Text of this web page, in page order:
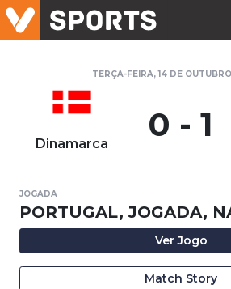
TERÇA-FEIRA, 14 DE
Dinamarca 0 - 1
JOGADA
PORTUGAL, JOGADA,
Ver Jogo
Match Story